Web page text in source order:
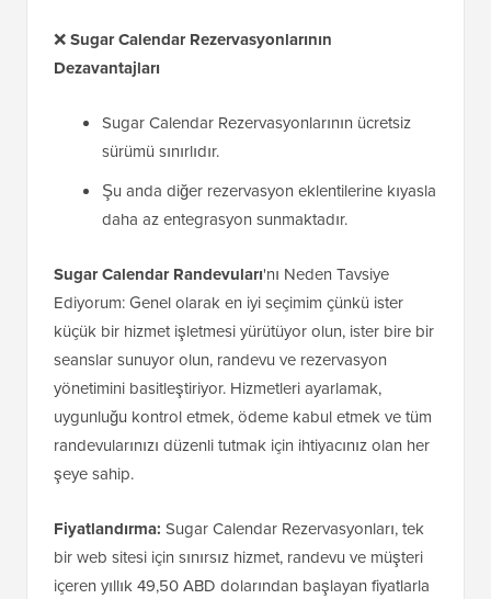
❌Sugar Calendar Rezervasyonlarının
Dezavantajları
Sugar Calendar Rezervasyonlarının ücretsiz
sürümü sınırlıdır.
Şu anda diğer rezervasyon eklentilerine kıyasla
daha az entegrasyon sunmaktadır.
Sugar Calendar Randevuları'nı Neden Tavsiye
Ediyorum: Genel olarak en iyi seçimim çünkü ister
küçük bir hizmet işletmesi yürütüyor olun, ister bire bir
seanslar sunuyor olun, randevu ve rezervasyon
yönetimini basitleştiriyor. Hizmetleri ayarlamak,
uygunluğu kontrol etmek, ödeme kabul etmek ve tüm
randevularınızı düzenli tutmak için ihtiyacınız olan her
şeye sahip.
Fiyatlandırma: Sugar Calendar Rezervasyonları, tek
bir web sitesi için sınırsız hizmet, randevu ve müşteri
içeren yıllık 49,50 ABD dolarından başlayan fiyatlarla